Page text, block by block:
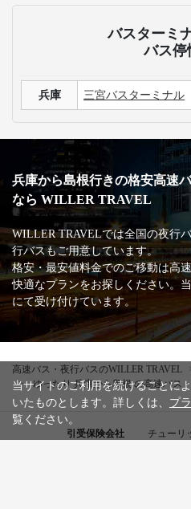
バスターミ
バス停
兵庫 三宮バスターミナル
兵庫から島根行きの格安高速
なら WILLER TRAVEL
WILLER TRAVELでは全国の夜行
行バスもご用意しています。
格安・最安値料金でのご移動は高
快適なプランをお探しください。
にて受け付けています。
高速バス・夜行バスのWILLER TRAVEL
ゆったり 兵庫から島根 の高速バス
引受保険会社 チューリ
当サイトのご利用を続けることに
いたものとします。詳しくは、 プ
覧ください。